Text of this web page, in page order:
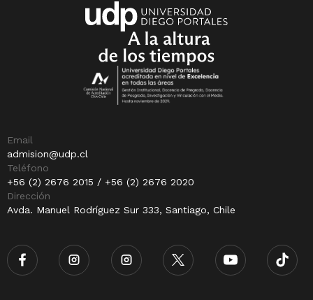
Email
admision@udp.cl
Teléfono
+56 (2) 2676 2015 / +56 (2) 2676 2020
Dirección
Avda. Manuel Rodríguez Sur 333, Santiago, Chile